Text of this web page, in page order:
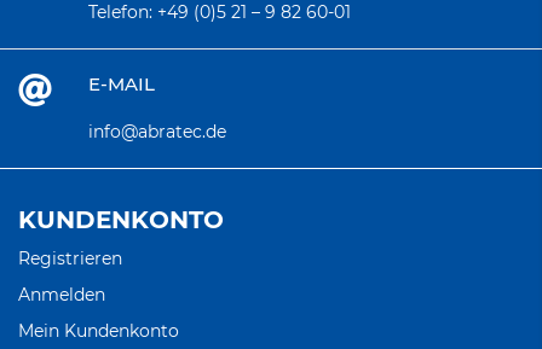
Telefon: +49 (0)5 21 – 9 82 60-01
E-MAIL
info@abratec.de
KUNDENKONTO
Registrieren
Anmelden
Mein Kundenkonto